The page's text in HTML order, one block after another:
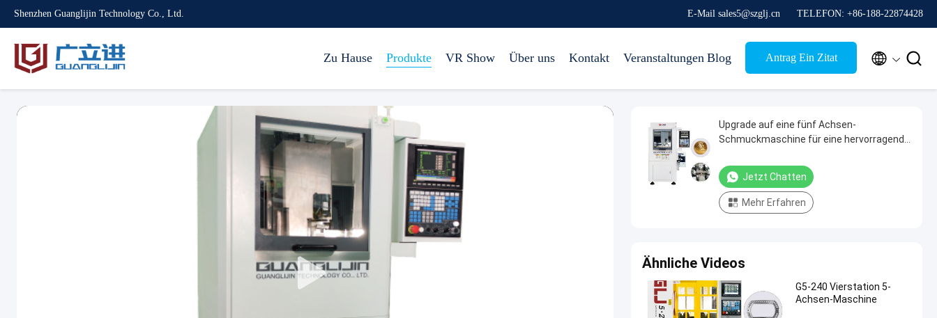
Shenzhen Guanglijin Technology Co., Ltd. E-Mail sales5@szglj.cn TELEFON: +86-188-22874428
Zu Hause Produkte VR Show Über uns Kontakt Veranstaltungen Blog Antrag Ein Zitat  
Upgrade auf eine fünf Achsen-
Schmuckmaschine für eine hervorragende
Jetzt Chatten
Mehr Erfahren
Ähnliche Videos
G5-240 Vierstation 5-
Achsen-Maschine